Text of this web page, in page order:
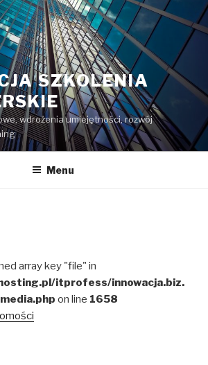
SZKOLENIA
wdrożenia umiejętności, rozwój
Menu
array key "file" in
itprofess/innowacja.biz.
on line 1658